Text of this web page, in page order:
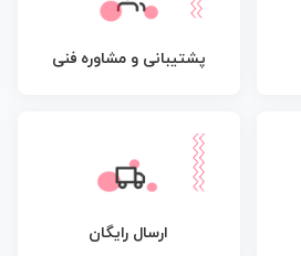
پشتیبانی و مشاوره فنی
ارسال رایگان